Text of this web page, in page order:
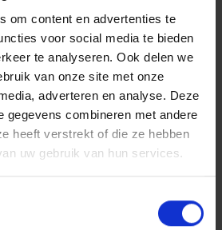
om content en advertenties te
voor social media te bieden
te analyseren. Ook delen we
van onze site met onze
adverteren en analyse. Deze
gegevens combineren met andere
heeft verstrekt of die ze hebben
uw gebruik van hun services.
GGZ en werden we "
aanbieder 2016&2017" en
van VWS koploper in de
staan we steevast in de GGZ
van uw klachten en werken